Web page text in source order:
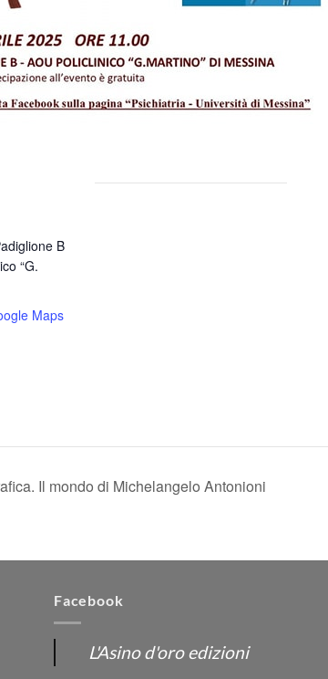
B
“G.
Maps
Il mondo di Michelangelo Antonioni
Facebook
L'Asino d'oro edizioni